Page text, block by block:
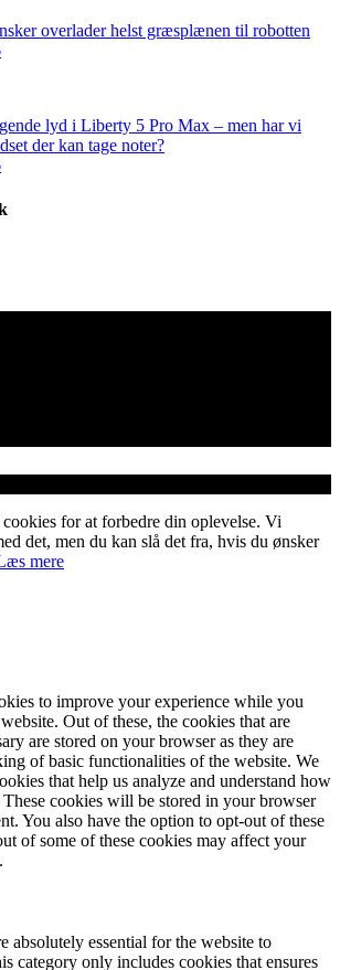
overlader helst græsplænen til robotten
lyd i Liberty 5 Pro Max – men har vi
der kan tage noter?
for at forbedre din oplevelse. Vi
det, men du kan slå det fra, hvis du ønsker
mere
to improve your experience while you
Out of these, the cookies that are
are stored on your browser as they are
of basic functionalities of the website. We
that help us analyze and understand how
cookies will be stored in your browser
You also have the option to opt-out of these
of some of these cookies may affect your
absolutely essential for the website to
category only includes cookies that ensures